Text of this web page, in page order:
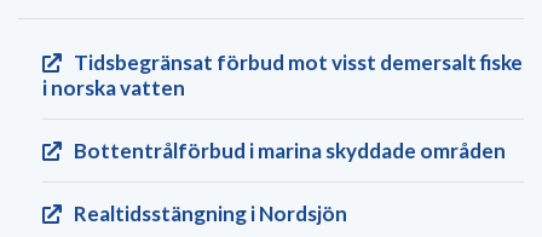
Tidsbegränsat förbud mot visst demersalt fiske
i norska vatten
Bottentrålförbud i marina skyddade områden
Realtids­stängning i Nordsjön